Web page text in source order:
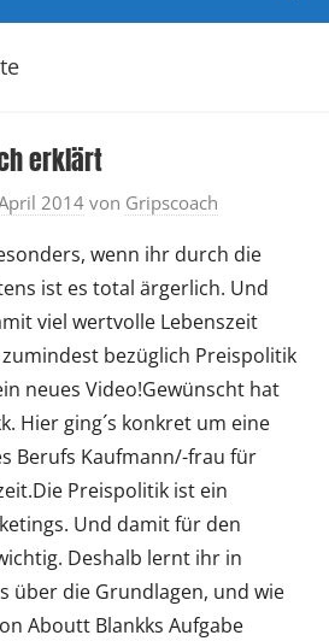
erklärt
2014 von Gripscoach
wenn ihr durch die
ist es total ärgerlich. Und
viel wertvolle Lebenszeit
bezüglich Preispolitik
neues Video!Gewünscht hat
Hier ging´s konkret um eine
Berufs Kaufmann/-frau für
Preispolitik ist ein
Und damit für den
Deshalb lernt ihr in
über die Grundlagen, und wie
Aboutt Blankks Aufgabe